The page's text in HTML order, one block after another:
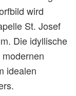
wird
St. Josef
Die idyllische
idealen